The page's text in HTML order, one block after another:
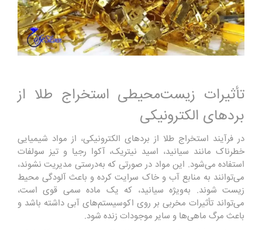
تأثیرات زیست‌محیطی استخراج طلا از
بردهای الکترونیکی
در فرآیند استخراج طلا از بردهای الکترونیکی، از مواد شیمیایی
خطرناک مانند سیانید، اسید نیتریک، آکوا رجیا و تیز سولفات
استفاده می‌شود. این مواد در صورتی که به‌درستی مدیریت نشوند،
می‌توانند به منابع آب و خاک سرایت کرده و باعث آلودگی محیط
زیست شوند. به‌ویژه سیانید، که یک ماده سمی قوی است،
می‌تواند تأثیرات مخربی بر روی اکوسیستم‌های آبی داشته باشد و
باعث مرگ ماهی‌ها و سایر موجودات زنده شود.